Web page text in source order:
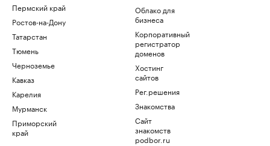
Пермский край
Ростов-на-Дону
Татарстан
Тюмень
Черноземье
Кавказ
Карелия
Мурманск
Приморский
край
Облако для
бизнеса
Корпоративный
регистратор
доменов
Хостинг
сайтов
Рег.решения
Знакомства
Сайт
знакомств
podbor.ru